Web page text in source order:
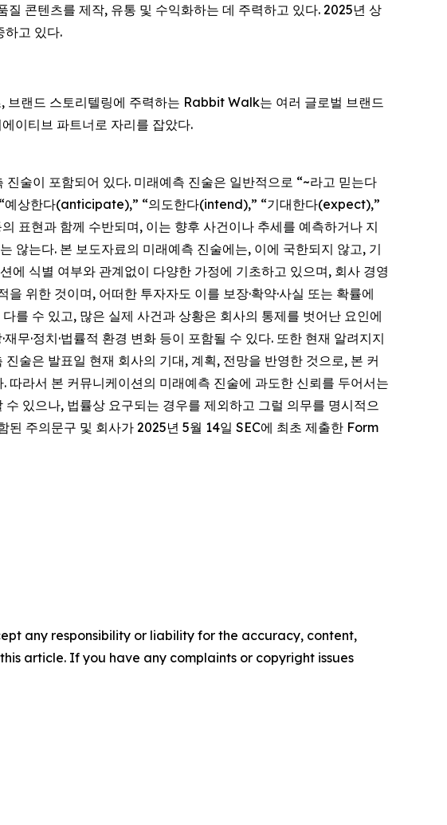
콘텐츠를 제작, 유통 및 수익화하는 데 주력하고 있다. 2025년 상
하고 있다.
랜드 스토리텔링에 주력하는 Rabbit Walk는 여러 글로벌 브랜드
이티브 파트너로 자리를 잡았다.
술이 포함되어 있다. 미래예측 진술은 일반적으로 “~라고 믿는다
상한다(anticipate),” “의도한다(intend),” “기대한다(expect),”
현과 함께 수반되며, 이는 향후 사건이나 추세를 예측하거나 지
않는다. 본 보도자료의 미래예측 진술에는, 이에 국한되지 않고, 기
에 식별 여부와 관계없이 다양한 가정에 기초하고 있으며, 회사 경영
위한 것이며, 어떠한 투자자도 이를 보장·확약·사실 또는 확률에
를 수 있고, 많은 실제 사건과 상황은 회사의 통제를 벗어난 요인에
무·정치·법률적 환경 변화 등이 포함될 수 있다. 또한 현재 알려지지
술은 발표일 현재 회사의 기대, 계획, 전망을 반영한 것으로, 본 커
라서 본 커뮤니케이션의 미래예측 진술에 과도한 신뢰를 두어서는
있으나, 법률상 요구되는 경우를 제외하고 그럴 의무를 명시적으
된 주의문구 및 회사가 2025년 5월 14일 SEC에 최초 제출한 Form
any responsibility or liability for the accuracy, content,
article. If you have any complaints or copyright issues